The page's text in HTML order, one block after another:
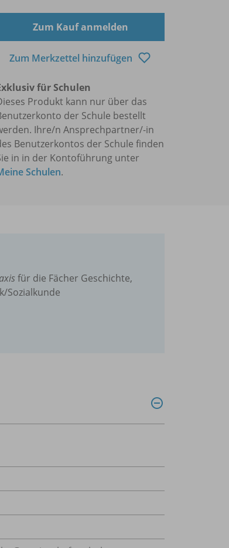
Zum Kauf anmelden
Zum Merkzettel hinzufügen
für Schulen
Produkt kann nur über das
der Schule bestellt
Ihre/n Ansprechpartner/-in
Benutzerkontos der Schule finden
in in der Kontoführung unter
Schulen.
für die Fächer Geschichte,
Sozialkunde